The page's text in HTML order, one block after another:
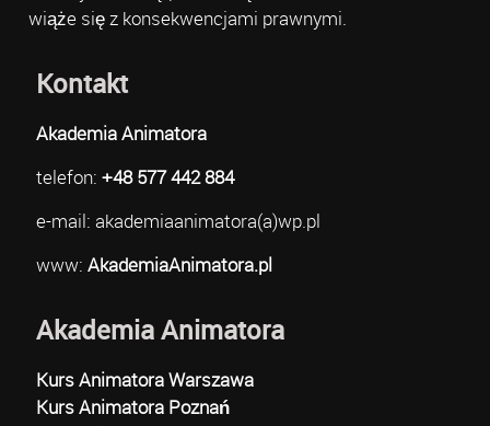
wiąże się z konsekwencjami prawnymi.
Kontakt
Akademia Animatora
telefon: +48 577 442 884
e-mail: akademiaanimatora(a)wp.pl
www: AkademiaAnimatora.pl
Akademia Animatora
Kurs Animatora Warszawa
Kurs Animatora Poznań